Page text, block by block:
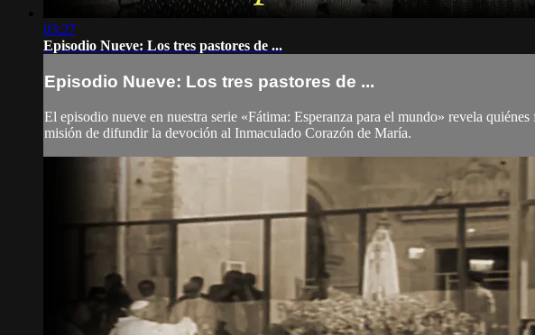
03:27
Episodio Nueve: Los tres pastores de ...
Episodio Nueve: Los tres pastores de ...
El episodio nueve en nuestra serie «Fátima: Esperanza para el mundo» revela
misión de difundir la devoción al Inmaculado Corazón de María.